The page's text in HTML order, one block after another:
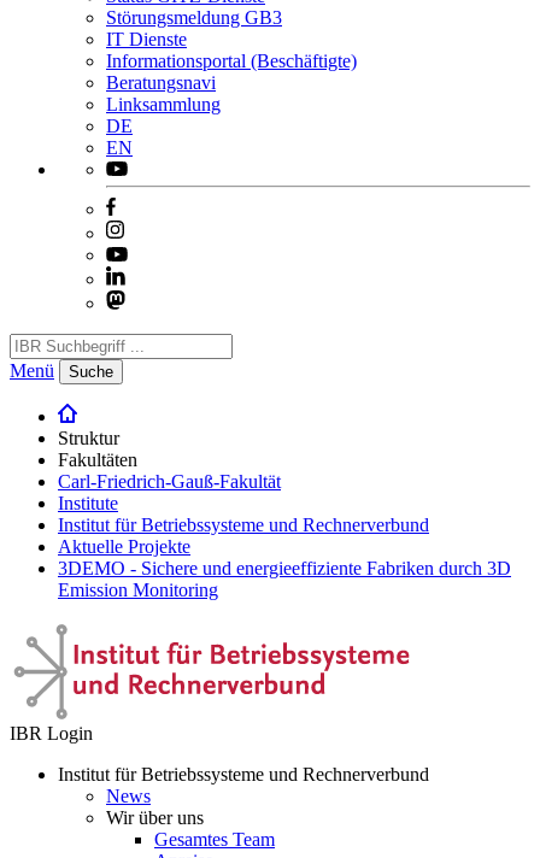
Störungsmeldung GB3
IT Dienste
Informationsportal (Beschäftigte)
Beratungsnavi
Linksammlung
DE
EN
Menü Suche
Struktur
Fakultäten
Carl-Friedrich-Gauß-Fakultät
Institute
Institut für Betriebssysteme und Rechnerverbund
Aktuelle Projekte
3DEMO - Sichere und energieeffiziente Fabriken durch 3D
Emission Monitoring
IBR Login
Institut für Betriebssysteme und Rechnerverbund
News
Wir über uns
Gesamtes Team